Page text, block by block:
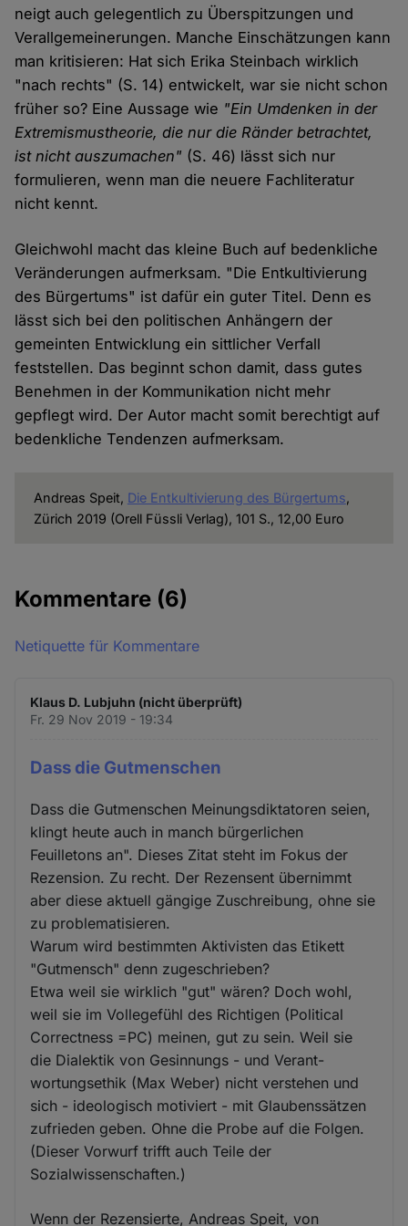
neigt auch gelegentlich zu Überspitzungen und
Verallgemeinerungen. Manche Einschätzungen kann
man kritisieren: Hat sich Erika Steinbach wirklich
"nach rechts" (S. 14) entwickelt, war sie nicht schon
früher so? Eine Aussage wie "Ein Umdenken in der
Extremismustheorie, die nur die Ränder betrachtet,
ist nicht auszumachen" (S. 46) lässt sich nur
formulieren, wenn man die neuere Fachliteratur
nicht kennt.
Gleichwohl macht das kleine Buch auf bedenkliche
Veränderungen aufmerksam. "Die Entkultivierung
des Bürgertums" ist dafür ein guter Titel. Denn es
lässt sich bei den politischen Anhängern der
gemeinten Entwicklung ein sittlicher Verfall
feststellen. Das beginnt schon damit, dass gutes
Benehmen in der Kommunikation nicht mehr
gepflegt wird. Der Autor macht somit berechtigt auf
bedenkliche Tendenzen aufmerksam.
Andreas Speit, Die Entkultivierung des Bürgertums,
Zürich 2019 (Orell Füssli Verlag), 101 S., 12,00 Euro
Kommentare (6)
Netiquette für Kommentare
Klaus D. Lubjuhn (nicht überprüft)
Fr. 29 Nov 2019 - 19:34
Dass die Gutmenschen
Dass die Gutmenschen Meinungsdiktatoren seien,
klingt heute auch in manch bürgerlichen
Feuilletons an". Dieses Zitat steht im Fokus der
Rezension. Zu recht. Der Rezensent übernimmt
aber diese aktuell gängige Zuschreibung, ohne sie
zu problematisieren.
Warum wird bestimmten Aktivisten das Etikett
"Gutmensch" denn zugeschrieben?
Etwa weil sie wirklich "gut" wären? Doch wohl,
weil sie im Vollegefühl des Richtigen (Political
Correctness =PC) meinen, gut zu sein. Weil sie
die Dialektik von Gesinnungs - und Verant-
wortungsethik (Max Weber) nicht verstehen und
sich - ideologisch motiviert - mit Glaubenssätzen
zufrieden geben. Ohne die Probe auf die Folgen.
(Dieser Vorwurf trifft auch Teile der
Sozialwissenschaften.)
Wenn der Rezensierte, Andreas Speit, von